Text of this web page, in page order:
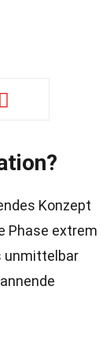
Konzept
Phase extrem
unmittelbar